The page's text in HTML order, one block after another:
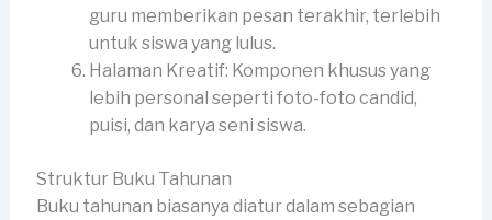
guru memberikan pesan terakhir, terlebih
untuk siswa yang lulus.
Halaman Kreatif: Komponen khusus yang
lebih personal seperti foto-foto candid,
puisi, dan karya seni siswa.
Struktur Buku Tahunan
Buku tahunan biasanya diatur dalam sebagian